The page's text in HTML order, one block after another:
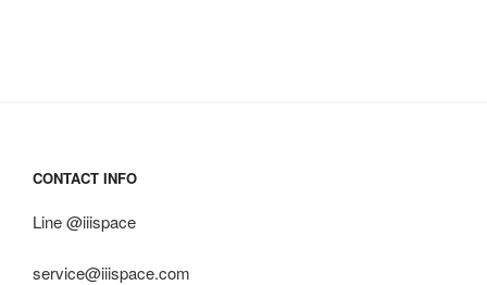
CONTACT INFO
Line @iiispace
service@iiispace.com